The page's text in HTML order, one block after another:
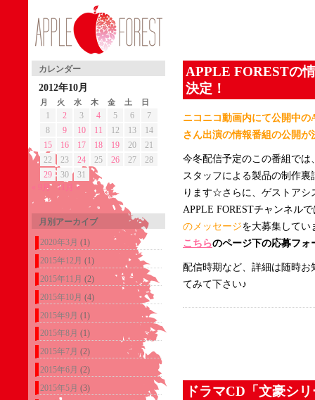
カレンダー
2012年10月
月 火 水 木 金 土 日
1 2 3 4 5 6
7
8
9 10 11 12 13
14
15
16 17 18 19 20
21
22
23 24 25 26 27
28
29
30
31
« 9月
11月 »
月別アーカイブ
2020年3月 (1)
2015年12月 (1)
2015年11月 (2)
2015年10月 (4)
2015年9月 (1)
2015年8月 (1)
2015年7月 (2)
2015年6月 (2)
2015年5月 (3)
APPLE FORESTの
決定！
ニコニコ動画内にて公開中
さん出演の情報番組の公開が
今冬配信予定のこの番組で
スタッフによる製品の制作
ります☆さらに、ゲストアシ
APPLE FORESTチャンネル
のメッセージを大募集してい
こちらのページ下の応募フォ
配信時期など、詳細は随時
てみて下さい♪
ドラマCD「文豪シ